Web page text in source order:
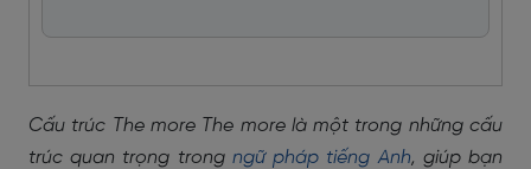
Cấu trúc The more The more là một trong những cấu
trúc quan trọng trong ngữ pháp tiếng Anh, giúp bạn